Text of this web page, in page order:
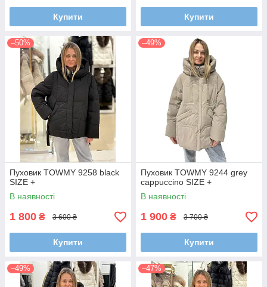
Купити Купити
–50%
Пуховик TOWMY 9258 black
SIZE +
В наявності
1 800 ₴ 3 600 ₴
Купити
–49%
Пуховик TOWMY 9244 grey
cappuccino SIZE +
В наявності
1 900 ₴ 3 700 ₴
Купити
–49% –47%